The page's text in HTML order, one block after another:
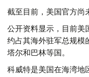
截至目前，美国官方尚
公开资料显示，目前美
约占其海外驻军总规模
塔尔和巴林等国。
科威特是美国在海湾地